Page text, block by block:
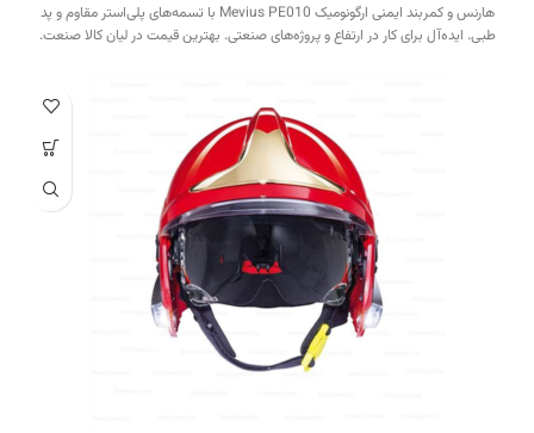
هارنس و کمربند ایمنی ارگونومیک Mevius PE010 با تسمه‌های پلی‌استر مقاوم و پد
طبی. ایده‌آل برای کار در ارتفاع و پروژه‌های صنعتی. بهترین قیمت در لیان کالا صنعت.